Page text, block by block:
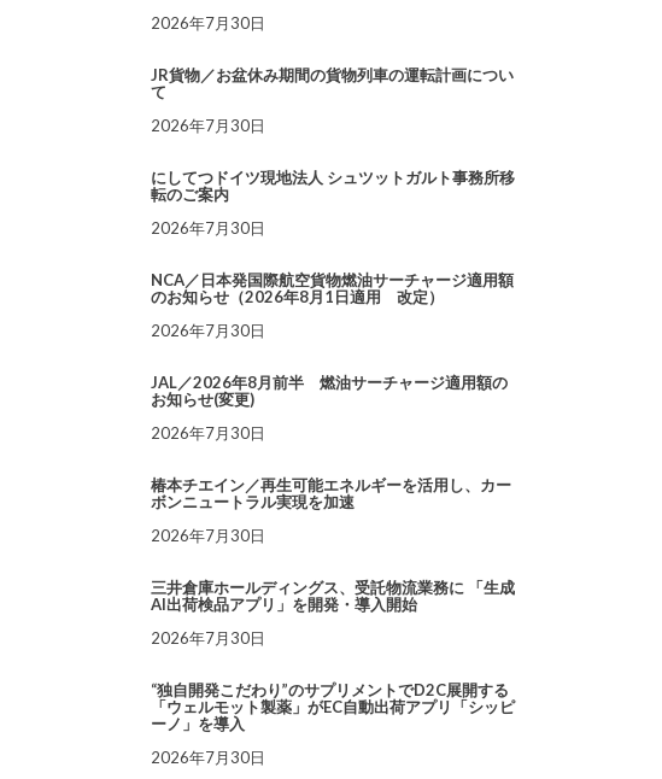
2026年7月30日
JR貨物／お盆休み期間の貨物列車の運転計画につい
て
2026年7月30日
にしてつドイツ現地法人 シュツットガルト事務所移
転のご案内
2026年7月30日
NCA／日本発国際航空貨物燃油サーチャージ適用額
のお知らせ（2026年8月1日適用 改定）
2026年7月30日
JAL／2026年8月前半 燃油サーチャージ適用額の
お知らせ(変更)
2026年7月30日
椿本チエイン／再生可能エネルギーを活用し、カー
ボンニュートラル実現を加速
2026年7月30日
三井倉庫ホールディングス、受託物流業務に 「生成
AI出荷検品アプリ」を開発・導入開始
2026年7月30日
“独自開発こだわり”のサプリメントでD2C展開する
「ウェルモット製薬」がEC自動出荷アプリ「シッピ
ーノ」を導入
2026年7月30日